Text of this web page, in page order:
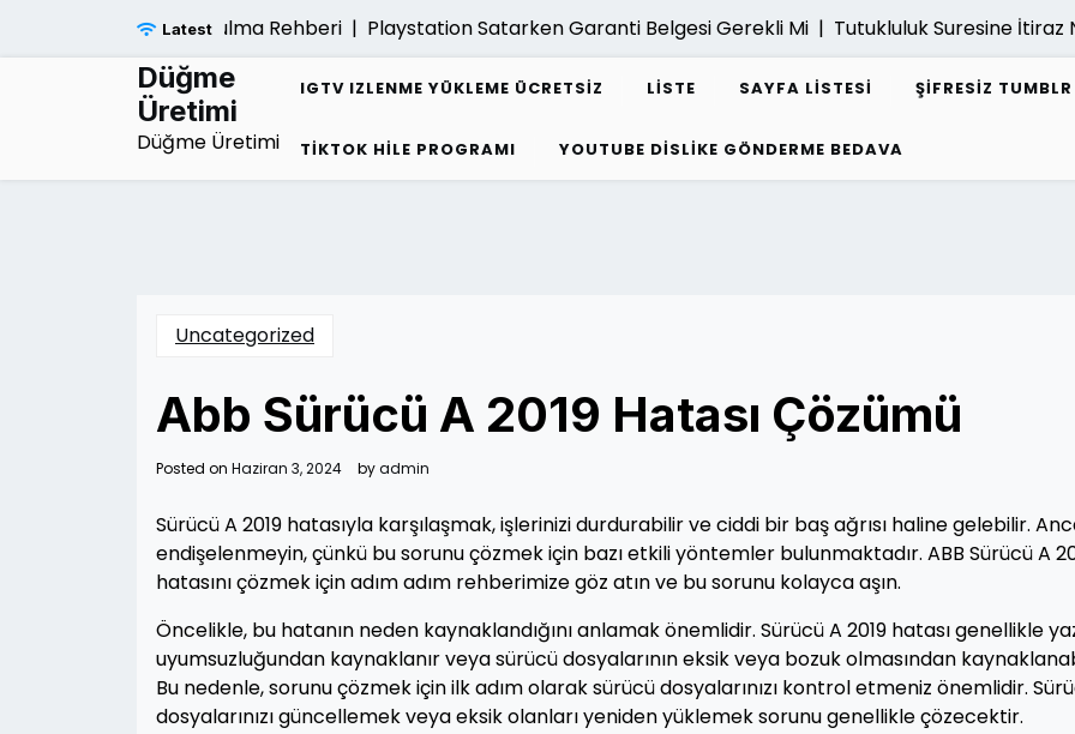
Latest
Sarmalindan Kurtulma Rehberi |Playstation Satarken Garanti Belgesi Gerekli Mi |Tutukluluk Suresine İtiraz
Düğme
Üretimi
Düğme Üretimi
IGTV IZLENME YÜKLEME ÜCRETSIZ LISTE SAYFA LISTESI ŞIFRESIZ
TIKTOK HILE PROGRAMI YOUTUBE DISLIKE GÖNDERME BEDAVA
Uncategorized
Abb Sürücü A 2019 Hatası Çözümü
Posted on Haziran 3, 2024 byadmin
Sürücü A 2019 hatasıyla karşılaşmak, işlerinizi durdurabilir ve ciddi bir baş ağrısı haline gelebilir.
endişelenmeyin, çünkü bu sorunu çözmek için bazı etkili yöntemler bulunmaktadır. ABB Sürücü A
hatasını çözmek için adım adım rehberimize göz atın ve bu sorunu kolayca aşın.
Öncelikle, bu hatanın neden kaynaklandığını anlamak önemlidir. Sürücü A 2019 hatası genellikle
uyumsuzluğundan kaynaklanır veya sürücü dosyalarının eksik veya bozuk olmasından
Bu nedenle, sorunu çözmek için ilk adım olarak sürücü dosyalarınızı kontrol etmeniz önemlidir.
dosyalarınızı güncellemek veya eksik olanları yeniden yüklemek sorunu genellikle çözecektir.